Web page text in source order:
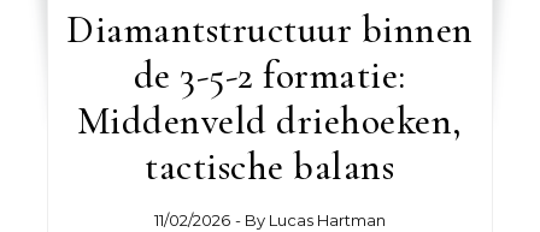
Diamantstructuur binnen
de 3-5-2 formatie:
Middenveld driehoeken,
tactische balans
11/02/2026 - By Lucas Hartman